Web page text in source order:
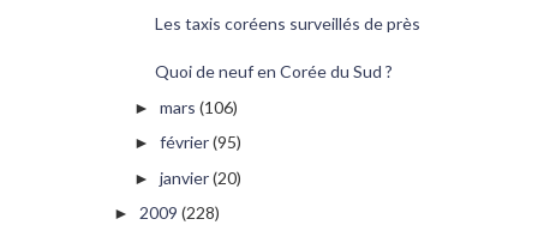
Les taxis coréens surveillés de près
Quoi de neuf en Corée du Sud ?
► mars (106)
► février(95)
► janvier(20)
► 2009 (228)